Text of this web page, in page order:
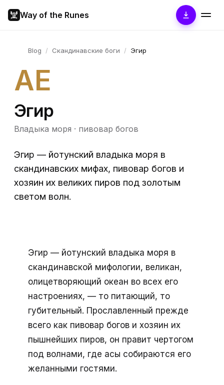
Way of the Runes
Blog / Скандинавские боги / Эгир
AE
Эгир
Владыка моря · пивовар богов
Эгир — йотунский владыка моря в
скандинавских мифах, пивовар богов и
хозяин их великих пиров под золотым
светом волн.
Эгир — йотунский владыка моря в
скандинавской мифологии, великан,
олицетворяющий океан во всех его
настроениях, — то питающий, то
губительный. Прославленный прежде
всего как пивовар богов и хозяин их
пышнейших пиров, он правит чертогом
под волнами, где асы собираются его
желанными гостями.